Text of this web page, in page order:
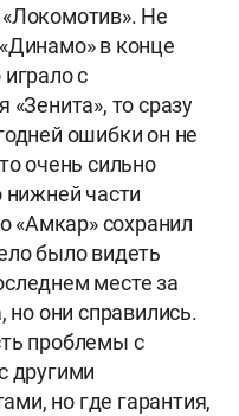
Не
в конце
с
«Зенита», то сразу
ошибки он не
очень сильно
нижней части
«Амкар» сохранил
было видеть
месте за
но они справились.
проблемы с
другими
но где гарантия,